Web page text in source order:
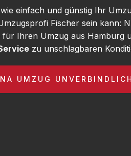
einfach und günstig Ihr
Fischer sein kann:
für Ihren Umzug aus Hamburg
zu unschlagbaren
UMZUG